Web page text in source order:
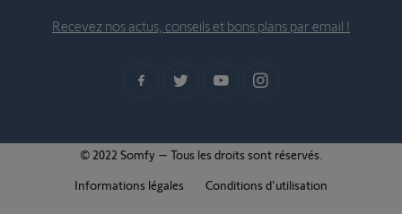
Recevez nos actus, conseils et bons plans par email !
© 2022 Somfy – Tous les droits sont réservés.
Informations légales
Conditions d'utilisation